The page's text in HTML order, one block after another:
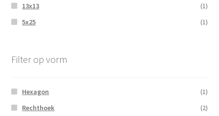
13x13
(1)
5x25
(1)
Filter op vorm
Hexagon
(1)
Rechthoek
(2)